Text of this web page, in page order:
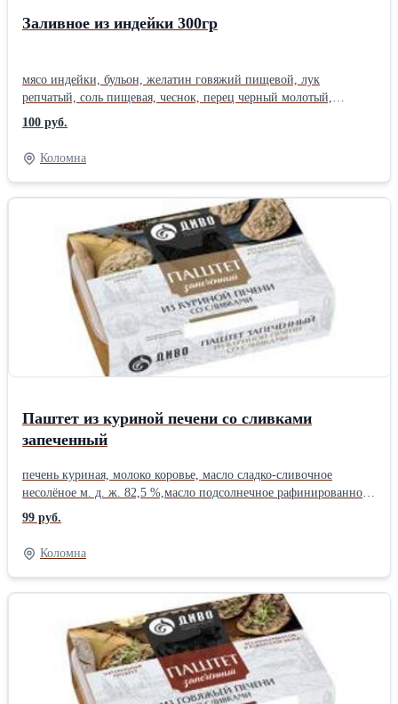
Заливное из индейки 300гр
мясо индейки, бульон, желатин говяжий пищевой, лук
репчатый, соль пищевая, чеснок, перец черный молотый,
усилитель вкуса и аромата глутамат натрия, консервант сорбат
калия, лавровый лист.
100 руб.
Коломна
Паштет из куриной печени со сливками
запеченный
печень куриная, молоко коровье, масло сладко-сливочное
несолёное м. д. ж. 82,5 %,масло подсолнечное рафинированное
дезодорированное, сливки сухие, вода питьевая, лук репчатый
свежий, морковь столовая свежая, лук жареный сушеный (лук
репчатый, масло подсолнечное рафинированное
дезодорированное, мука пшеничная высший сорт, соль
пищевая), соль пищевая, сахар, перец чёрный молотый.
99 руб.
Коломна